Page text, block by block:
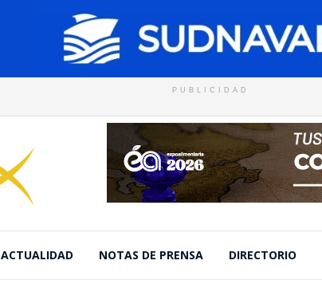
PUBLICIDAD
ACTUALIDAD NOTAS DE PRENSA DIRECTORIO